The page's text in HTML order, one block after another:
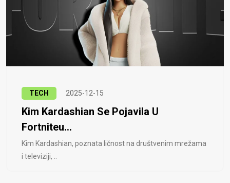
TECH 2025-12-15
Kim Kardashian Se Pojavila U
Fortniteu...
Kim Kardashian, poznata ličnost na društvenim mrežama
i televiziji, ..